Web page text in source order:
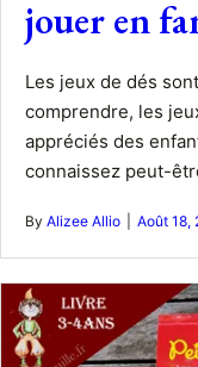
jouer en
Les jeux de dés
comprendre, les
appréciés des
connaissez peut-
By Alizee Allio Août 18,